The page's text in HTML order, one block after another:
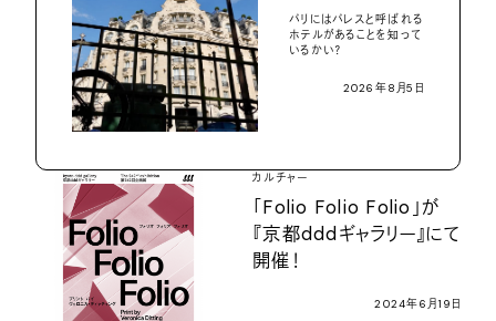
パリにはパレスと呼ばれる
ホテルがあることを知って
いるかい？
2026年8月5日
カルチャー
「Folio Folio Folio」が
『京都dddギャラリー』にて
開催！
2024年6月19日